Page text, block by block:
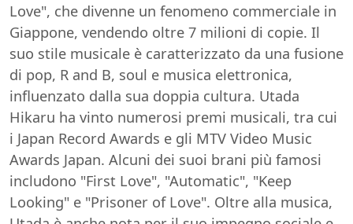
Love", che divenne un fenomeno commerciale in
Giappone, vendendo oltre 7 milioni di copie. Il
suo stile musicale è caratterizzato da una fusione
di pop, R and B, soul e musica elettronica,
influenzato dalla sua doppia cultura. Utada
Hikaru ha vinto numerosi premi musicali, tra cui
i Japan Record Awards e gli MTV Video Music
Awards Japan. Alcuni dei suoi brani più famosi
includono "First Love", "Automatic", "Keep
Looking" e "Prisoner of Love". Oltre alla musica,